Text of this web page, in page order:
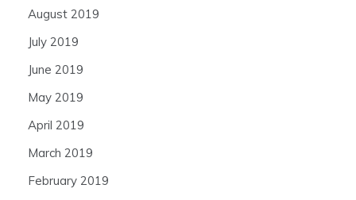
August 2019
July 2019
June 2019
May 2019
April 2019
March 2019
February 2019